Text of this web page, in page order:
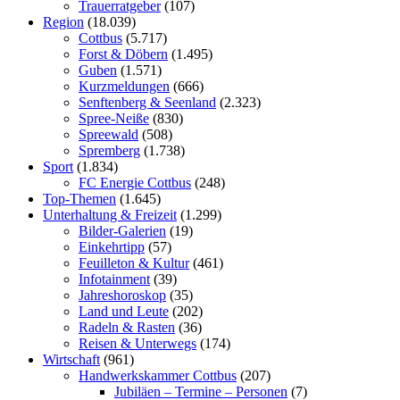
Trauerratgeber(107)
Region (18.039)
Cottbus (5.717)
Forst & Döbern (1.495)
Guben (1.571)
Kurzmeldungen (666)
Senftenberg & Seenland (2.323)
Spree-Neiße (830)
Spreewald (508)
Spremberg (1.738)
Sport (1.834)
FC Energie Cottbus (248)
Top-Themen (1.645)
Unterhaltung & Freizeit (1.299)
Bilder-Galerien (19)
Einkehrtipp (57)
Feuilleton & Kultur(461)
Infotainment (39)
Jahreshoroskop (35)
Land und Leute (202)
Radeln & Rasten (36)
Reisen & Unterwegs (174)
Wirtschaft (961)
Handwerkskammer Cottbus (207)
Jubiläen – Termine – Personen (7)